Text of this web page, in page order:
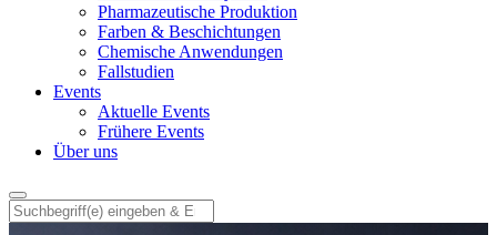
Pharmazeutische Produktion
Farben & Beschichtungen
Chemische Anwendungen
Fallstudien
Events
Aktuelle Events
Frühere Events
Über uns